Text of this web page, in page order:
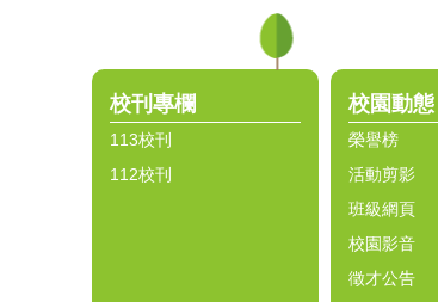
校刊專欄
113校刊
112校刊
校園動態
榮譽榜
活動剪影
班級網頁
校園影音
徵才公告